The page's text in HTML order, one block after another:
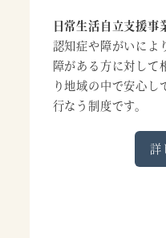
日常生活自立支援事
認知症や障がいによ
障がある方に対して
り地域の中で安心し
行なう制度です。
詳